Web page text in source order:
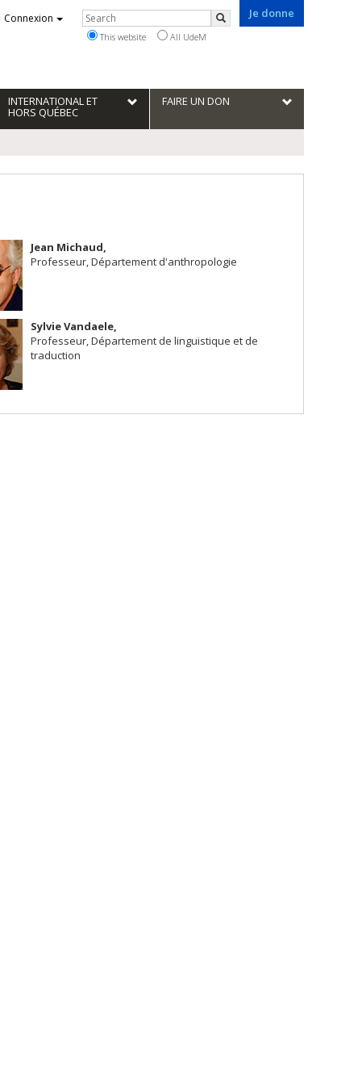
Je donne
Connexion Rechercher
Search
This website All UdeM
INTERNATIONAL ET
HORS QUÉBEC
FAIRE UN DON
Jean Michaud,
Professeur, Département d'anthropologie
Sylvie Vandaele,
Professeur, Département de linguistique et de
traduction